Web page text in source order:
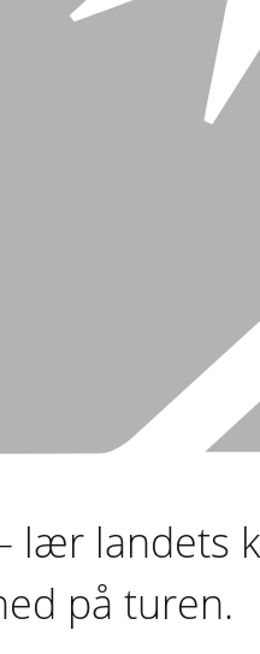
lær landets
på turen.